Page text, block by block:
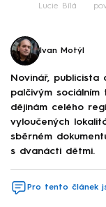
Lucie Bílá
Ivan Motýl
Novinář, publicista
palčivým
dějinám celého
vyloučených
sběrném
s dvanácti dětmi.
Pro tento článek